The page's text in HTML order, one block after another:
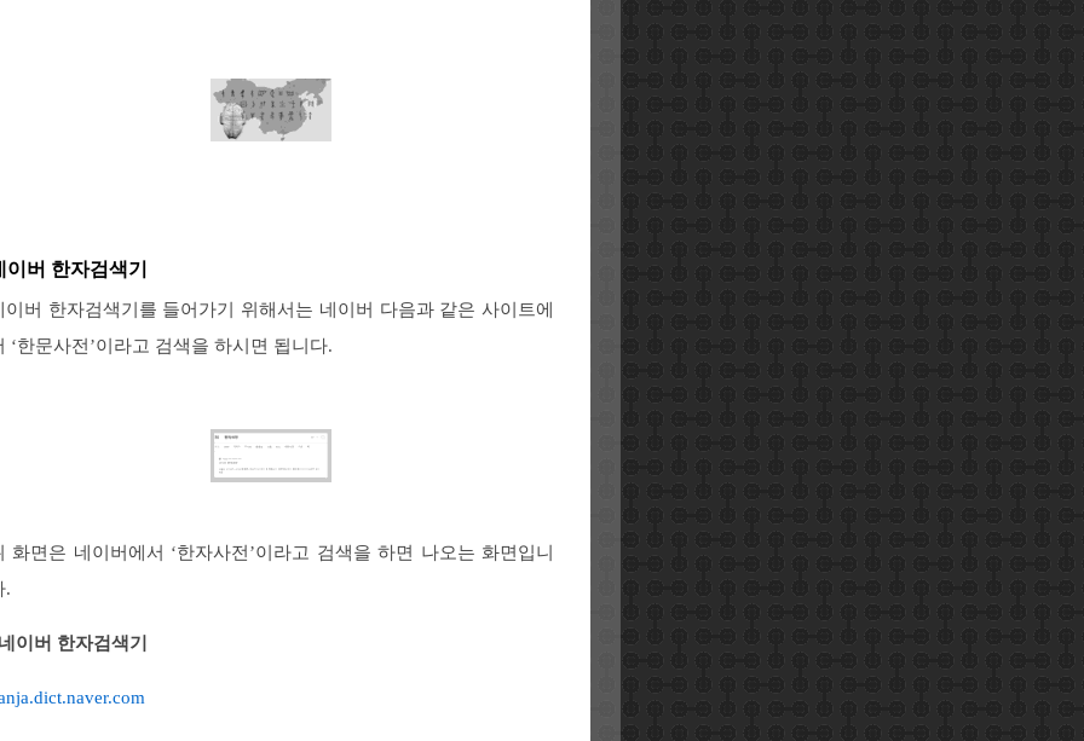
이버 한자검색기
이버 한자검색기를 들어가기 위해서는 네이버 다음과 같은 사이트에
‘한문사전’이라고 검색을 하시면 됩니다.
화면은 네이버에서 ‘한자사전’이라고 검색을 하면 나오는 화면입니
.
이버 한자검색기